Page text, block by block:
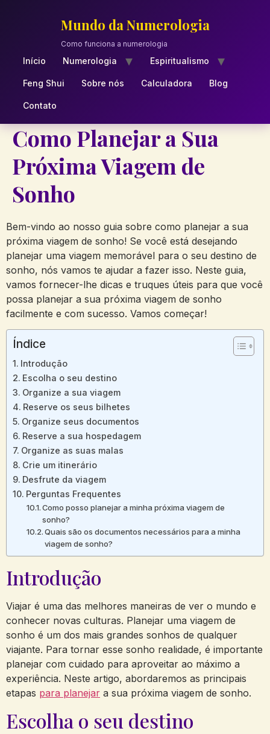
Mundo da Numerologia
Como funciona a numerologia
Início Numerologia Espiritualismo
Feng Shui Sobre nós Calculadora Blog
Contato
Como Planejar a Sua
Próxima Viagem de
Sonho
Bem-vindo ao nosso guia sobre como planejar a sua
próxima viagem de sonho! Se você está desejando
planejar uma viagem memorável para o seu destino de
sonho, nós vamos te ajudar a fazer isso. Neste guia,
vamos fornecer-lhe dicas e truques úteis para que você
possa planejar a sua próxima viagem de sonho
facilmente e com sucesso. Vamos começar!
Índice
Introdução
Escolha o seu destino
Organize a sua viagem
Reserve os seus bilhetes
Organize seus documentos
Reserve a sua hospedagem
Organize as suas malas
Crie um itinerário
Desfrute da viagem
Perguntas Frequentes
Como posso planejar a minha próxima viagem de
sonho?
Quais são os documentos necessários para a minha
viagem de sonho?
Introdução
Viajar é uma das melhores maneiras de ver o mundo e
conhecer novas culturas. Planejar uma viagem de
sonho é um dos mais grandes sonhos de qualquer
viajante. Para tornar esse sonho realidade, é importante
planejar com cuidado para aproveitar ao máximo a
experiência. Neste artigo, abordaremos as principais
etapas para planejar a sua próxima viagem de sonho.
Escolha o seu destino